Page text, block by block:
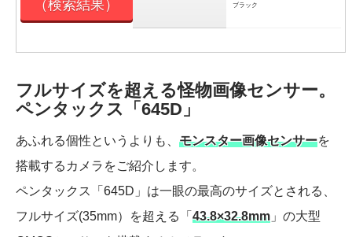
ブラック
（検索結果）
フルサイズを超える怪物画像センサー。
ペンタックス「645D」
あふれる個性というよりも、 モンスター画像センサーを
搭載するカメラをご紹介します。
ペンタックス「645D」は一眼の最高のサイズとされる、
フルサイズ(35mm）を超える「 43.8×32.8mm 」の大型